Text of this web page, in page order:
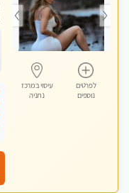
לפרטים
נוספים
עיסוי במרכז
נתניה